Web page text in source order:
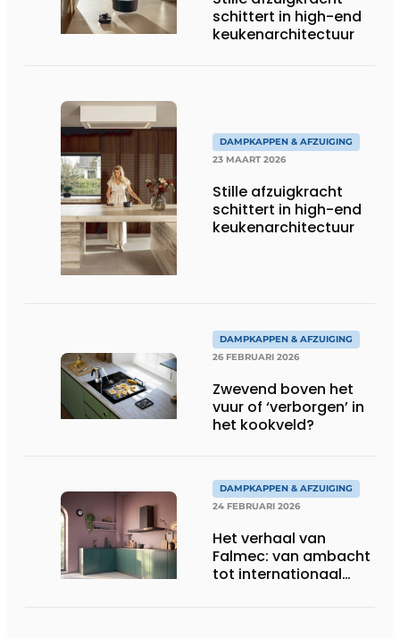
schittert in high-end
keukenarchitectuur
DAMPKAPPEN & AFZUIGING
23 MAART 2026
Stille afzuigkracht
schittert in high-end
keukenarchitectuur
DAMPKAPPEN & AFZUIGING
26 FEBRUARI 2026
Zwevend boven het
vuur of ‘verborgen’ in
het kookveld?
DAMPKAPPEN & AFZUIGING
24 FEBRUARI 2026
Het verhaal van
Falmec: van ambacht
tot internationaal